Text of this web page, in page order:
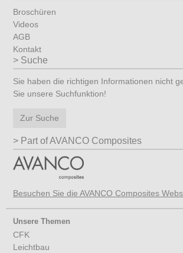
Broschüren
Videos
AGB
Kontakt
Suche
Sie haben die richtigen Informationen nicht
Sie unsere Suchfunktion!
Zur Suche
Part of AVANCO Composites
Besuchen Sie die AVANCO Composites
Unsere Themen
CFK
Leichtbau